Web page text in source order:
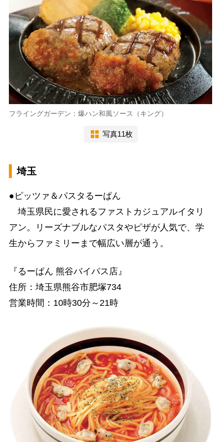
フライングガーデン：爆ハン和風ソース（キング）
写真11枚
埼玉
●ピッツァ＆パスタるーぱん
埼玉県民に愛されるファストカジュアルイタリ
アン。リーズナブルなパスタやピザが人気で、学
生からファミリーまで幅広い層が通う。
『るーぱん 熊谷バイパス店』
住所：埼玉県熊谷市肥塚734
営業時間：10時30分～21時